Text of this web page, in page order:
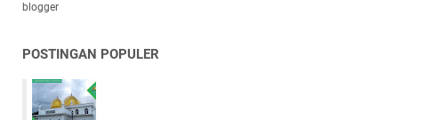
blogger
POSTINGAN POPULER